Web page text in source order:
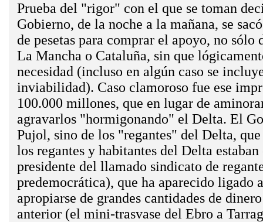
Prueba del "rigor" con el que se toman
Gobierno, de la noche a la mañana, se
de pesetas para comprar el apoyo, no
La Mancha o Cataluña, sin que
necesidad (incluso en algún caso se
inviabilidad). Caso clamoroso fue ese
100.000 millones, que en lugar de
agravarlos "hormigonando" el Delta. El
Pujol, sino de los "regantes" del Delta,
los regantes y habitantes del Delta
presidente del llamado sindicato de
predemocrática), que ha aparecido ligado
apropiarse de grandes cantidades de
anterior (el mini-trasvase del Ebro a